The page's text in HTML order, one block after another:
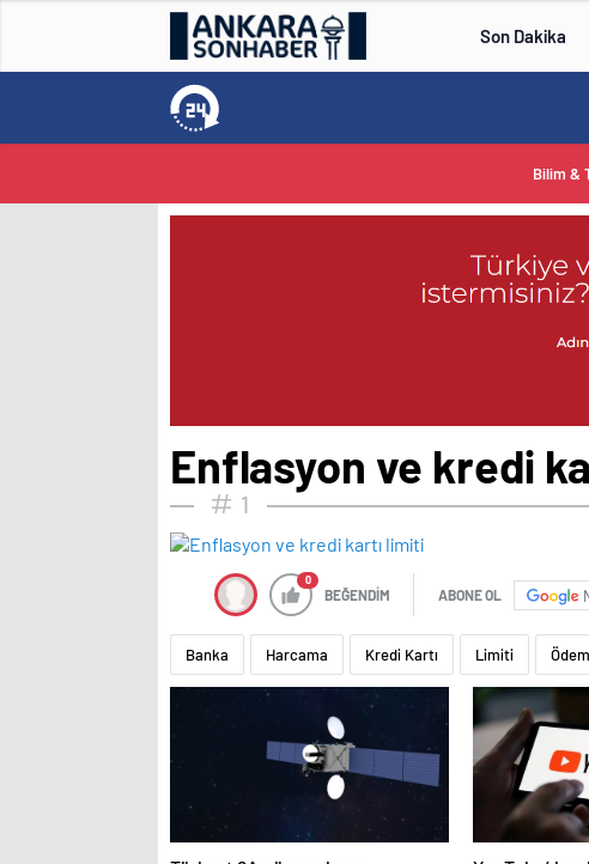
Son Dakika
Bilim &
Enflasyon ve kredi
1
0
BEĞENDİM ABONE OL
Banka Harcama Kredi Kartı Limiti